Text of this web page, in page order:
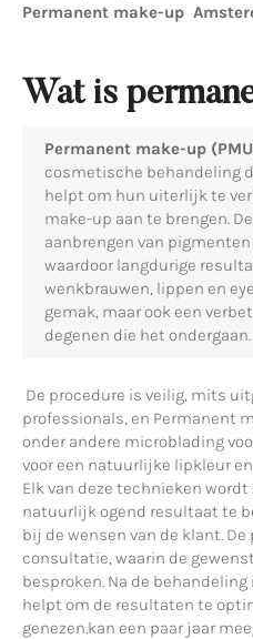
Permanent make-up
Wat is
Permanent make-up
cosmetische behandeling
helpt om hun uiterlijk te
make-up aan te brengen.
aanbrengen van
waardoor langdurige
wenkbrauwen, lippen en
gemak, maar ook een
degenen die het ondergaan.
De procedure is veilig, mits
professionals, en Permanent
onder andere microblading
voor een natuurlijke lipkleur
Elk van deze technieken
natuurlijk ogend resultaat te
bij de wensen van de klant.
consultatie, waarin de
besproken. Na de
helpt om de resultaten te
genezen.kan een paar jaar